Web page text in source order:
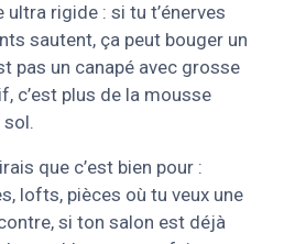
ultra rigide : si tu t’énerves
sautent, ça peut bouger un
pas un canapé avec grosse
c’est plus de la mousse
sol.
que c’est bien pour :
lofts, pièces où tu veux une
si ton salon est déjà